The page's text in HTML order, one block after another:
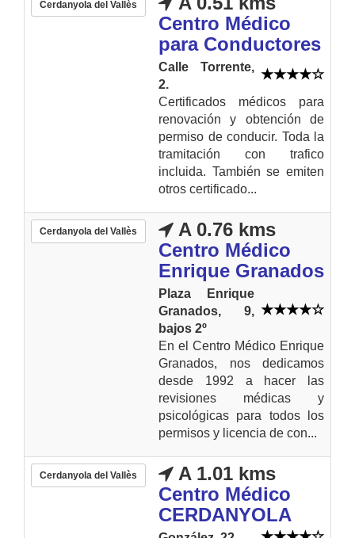
Cerdanyola del Vallès
Centro Médico
para Conductores
Calle Torrente,
2.
Certificados médicos para
renovación y obtención de
permiso de conducir. Toda la
tramitación con trafico
incluida. También se emiten
otros certificado...
Cerdanyola del Vallès
A 0.76 kms
Centro Médico
Enrique Granados
Plaza Enrique
Granados, 9,
bajos 2º
En el Centro Médico Enrique
Granados, nos dedicamos
desde 1992 a hacer las
revisiones médicas y
psicológicas para todos los
permisos y licencia de con...
Cerdanyola del Vallès
A 1.01 kms
Centro Médico
CERDANYOLA